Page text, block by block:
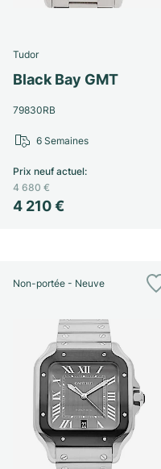
Tudor
Black Bay GMT
79830RB
4 210 €
Prix neuf actuel:
4 680 €
6 Semaines
Non-portée - Neuve